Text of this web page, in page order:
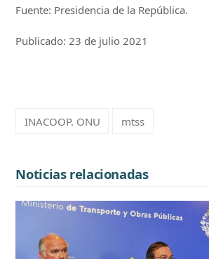
Fuente: Presidencia de la República.
Publicado: 23 de julio 2021
INACOOP. ONU mtss
Noticias relacionadas